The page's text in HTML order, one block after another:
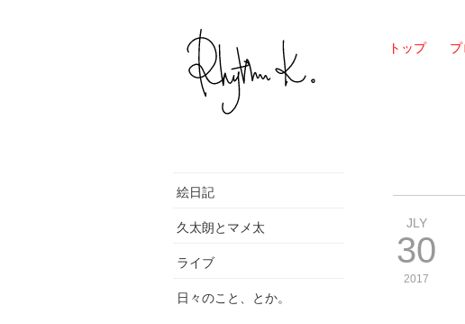
トップ
絵日記
久太朗とマメ太
ライブ
日々のこと、とか。
JLY
30
2017